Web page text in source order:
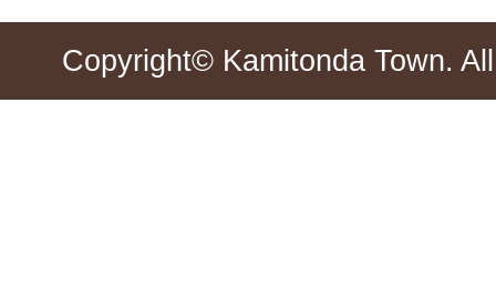
Copyright© Kamitonda Town.